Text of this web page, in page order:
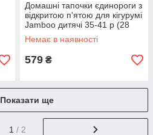
Домашні тапочки єдинороги з
відкритою п'ятою для кігурумі
Jamboo дитячі 35-41 р (28
см) блакитні
Немає в наявності
579 ₴
Показати ще
1 / 2